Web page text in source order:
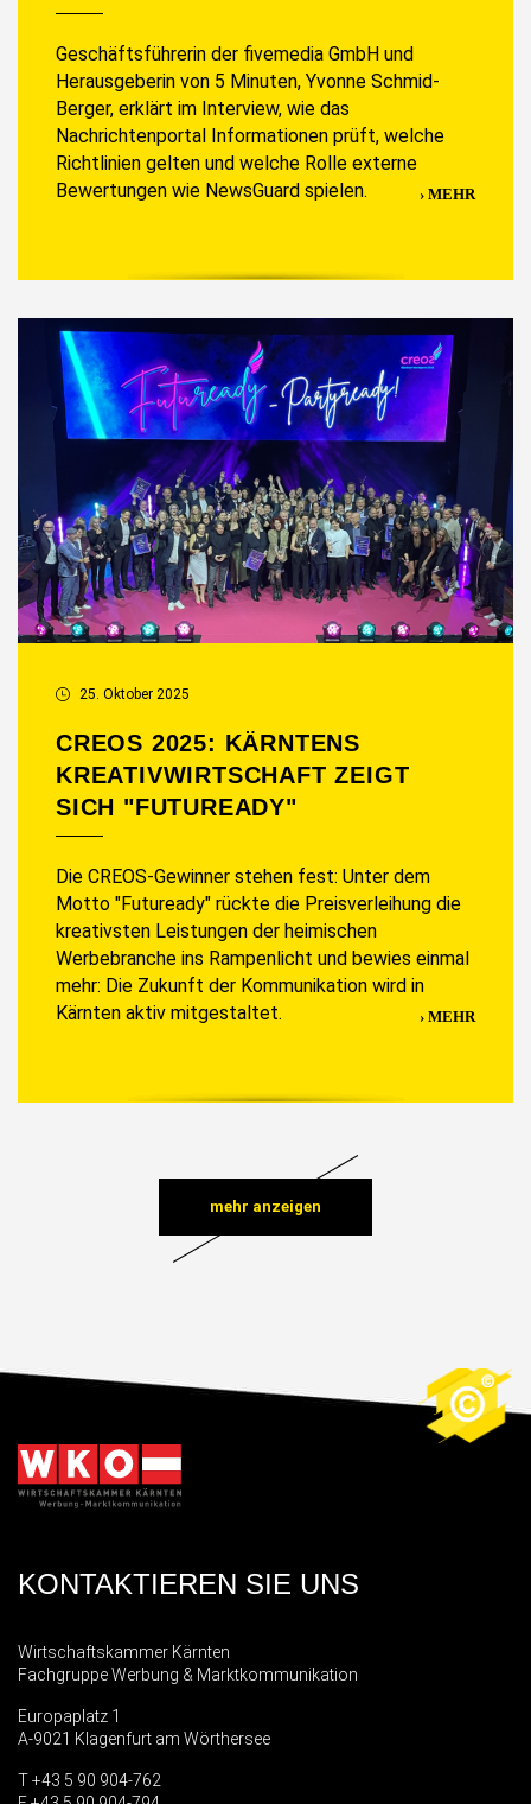
Geschäftsführerin der fivemedia GmbH und
Herausgeberin von 5 Minuten, Yvonne Schmid-
Berger, erklärt im Interview, wie das
Nachrichtenportal Informationen prüft, welche
Richtlinien gelten und welche Rolle externe
Bewertungen wie NewsGuard spielen.
MEHR
25. Oktober 2025
CREOS 2025: KÄRNTENS
KREATIVWIRTSCHAFT ZEIGT
SICH "FUTUREADY"
Die CREOS-Gewinner stehen fest: Unter dem
Motto "Futuready" rückte die Preisverleihung die
kreativsten Leistungen der heimischen
Werbebranche ins Rampenlicht und bewies einmal
mehr: Die Zukunft der Kommunikation wird in
Kärnten aktiv mitgestaltet.
MEHR
mehr anzeigen
KONTAKTIEREN SIE UNS
Wirtschaftskammer Kärnten
Fachgruppe Werbung & Marktkommunikation
Europaplatz 1
A-9021 Klagenfurt am Wörthersee
T +43 5 90 904-762